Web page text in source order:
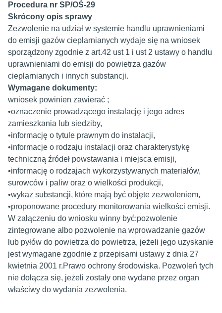
Procedura nr SP/OŚ-29
Skrócony opis sprawy
Zezwolenie na udział w systemie handlu uprawnieniami
do emisji gazów cieplarnianych wydaje się na wniosek
sporządzony zgodnie z art.42 ust 1 i ust 2 ustawy o handlu
uprawnieniami do emisji do powietrza gazów
cieplarnianych i innych substancji.
Wymagane dokumenty:
wniosek powinien zawierać ;
•oznaczenie prowadzącego instalację i jego adres
zamieszkania lub siedziby,
•informację o tytule prawnym do instalacji,
•informacje o rodzaju instalacji oraz charakterystykę
techniczną źródeł powstawania i miejsca emisji,
•informację o rodzajach wykorzystywanych materiałów,
surowców i paliw oraz o wielkości produkcji,
•wykaz substancji, które mają być objęte zezwoleniem,
•proponowane procedury monitorowania wielkości emisji.
W załączeniu do wniosku winny być:pozwolenie
zintegrowane albo pozwolenie na wprowadzanie gazów
lub pyłów do powietrza do powietrza, jeżeli jego uzyskanie
jest wymagane zgodnie z przepisami ustawy z dnia 27
kwietnia 2001 r.Prawo ochrony środowiska. Pozwoleń tych
nie dołącza się, jeżeli zostały one wydane przez organ
właściwy do wydania zezwolenia.